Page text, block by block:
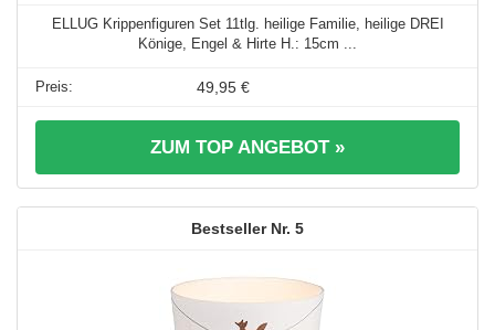
ELLUG Krippenfiguren Set 11tlg. heilige Familie, heilige DREI
Könige, Engel & Hirte H.: 15cm ...
49,95 €
ZUM TOP ANGEBOT »
5